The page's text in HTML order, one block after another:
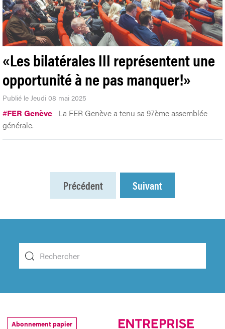
«Les bilatérales III représentent une
opportunité à ne pas manquer!»
Publié le Jeudi 08 mai 2025
#FER Genève La FER Genève a tenu sa 97ème assemblée
générale.
Précédent Suivant
Abonnement papier